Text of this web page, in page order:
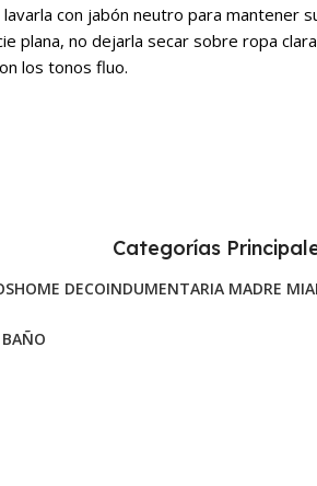
con jabón neutro para mantener
plana, no dejarla secar sobre ropa
los tonos fluo.
Categorías
HOME DECOINDUMENTARIA MADRE MIA
BAÑO